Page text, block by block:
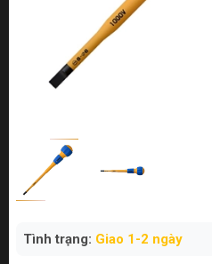
Tình trạng: Giao 1-2 ngày